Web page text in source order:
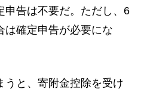
申告は不要だ。ただし、6
は確定申告が必要にな
うと、寄附金控除を受け